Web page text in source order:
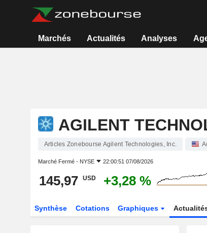
Marchés Actualités Analyses
AGILENT
Articles Zonebourse Agilent Technologies, Inc.
Marché Fermé - NYSE 22:00:51 07/08/2026
145,97 USD +3,28 %
Synthèse Cotations Graphiques